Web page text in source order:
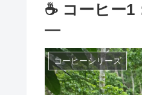
☕ コーヒー
―
コーヒーシリーズ